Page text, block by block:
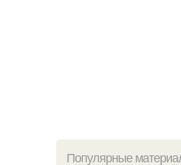
Популярные